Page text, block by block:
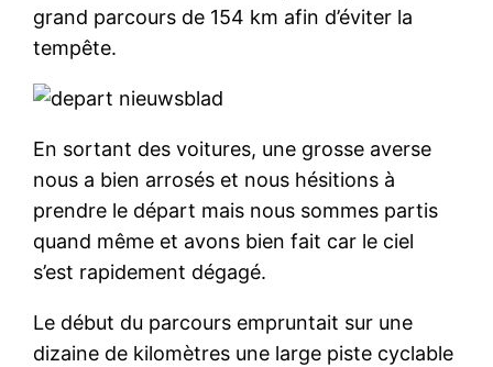
grand parcours de 154 km afin d’éviter la
tempête.
En sortant des voitures, une grosse averse
nous a bien arrosés et nous hésitions à
prendre le départ mais nous sommes partis
quand même et avons bien fait car le ciel
s’est rapidement dégagé.
Le début du parcours empruntait sur une
dizaine de kilomètres une large piste cyclable